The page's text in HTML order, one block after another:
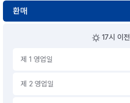
환매
17시 이전
제 1 영업일
제 2 영업일